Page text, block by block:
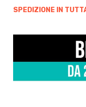
SPEDIZIONE IN